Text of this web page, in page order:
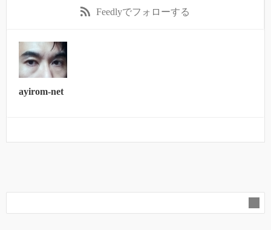
Feedlyでフォローする
ayirom-net